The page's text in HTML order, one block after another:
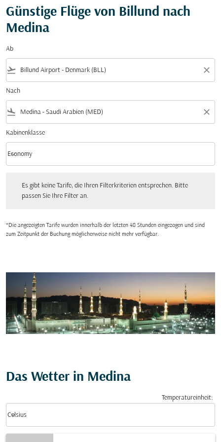
Günstige Flüge von Billund nach
Medina
Ab
flight_takeoff close
Nach
flight_land close
Kabinenklasse
Kabinenklasse option Economy Selected
Economy
keyboard_arrow_down
Es gibt keine Tarife, die Ihren Filterkriterien entsprechen. Bitte
passen Sie Ihre Filter an.
*Die angezeigten Tarife wurden innerhalb der letzten 48 Stunden eingezogen und sind
zum Zeitpunkt der Buchung möglicherweise nicht mehr verfügbar.
Das Wetter in Medina
Temperatureinheit:
Celsius
keyboard_arrow_down